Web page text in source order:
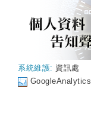
系統維護: 資訊處
GoogleAnalytics